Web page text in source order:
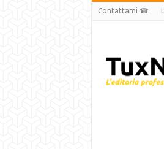
Contattami ☎